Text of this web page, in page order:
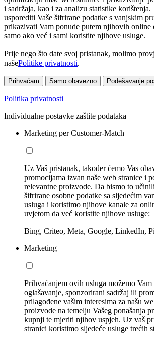
i sadržaja, kao i za analizu statistike korištenja.
usporediti Vaše šifrirane podatke s vanjskim
prikazivati Vam ponude putem njihovih online
samo ako već i sami koristite njihove usluge.
Prije nego što date svoj pristanak, molimo
našePolitike privatnosti.
Prihvaćam Samo obavezno Podešavanje
Politika privatnosti
Individualne postavke zaštite podataka
Marketing per Customer-Match
Uz Vaš pristanak, također ćemo Vas
promocijama izvan naše web stranice i
relevantne proizvode. Da bismo to
šifrirane osobne podatke sa sljedećim
usluga i koristimo njihove kanale za
uvjetom da već koristite njihove usluge:
Bing, Criteo, Meta, Google, LinkedIn,
Marketing
Prihvaćanjem ovih usluga možemo Vam
oglašavanje, sponzorirani sadržaj ili
prilagođene vašim interesima za našu
proizvode na temelju Vašeg ponašanja
kupnji te mjeriti njihov uspjeh. Uz vaš
stranici koristimo sljedeće usluge trećih